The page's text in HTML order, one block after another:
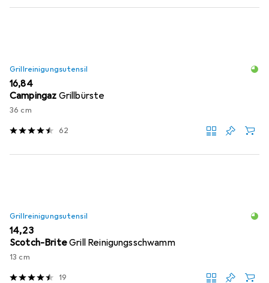
Grillreinigungsutensil
EUR
16,84
Campingaz Grillbürste
36 cm
62
Grillreinigungsutensil
EUR
14,23
Scotch-BriteGrill Reinigungsschwamm
13 cm
19